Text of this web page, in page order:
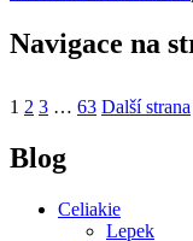
Navigace na
1 2 3 … 63 Další strana
Blog
Celiakie
Lepek